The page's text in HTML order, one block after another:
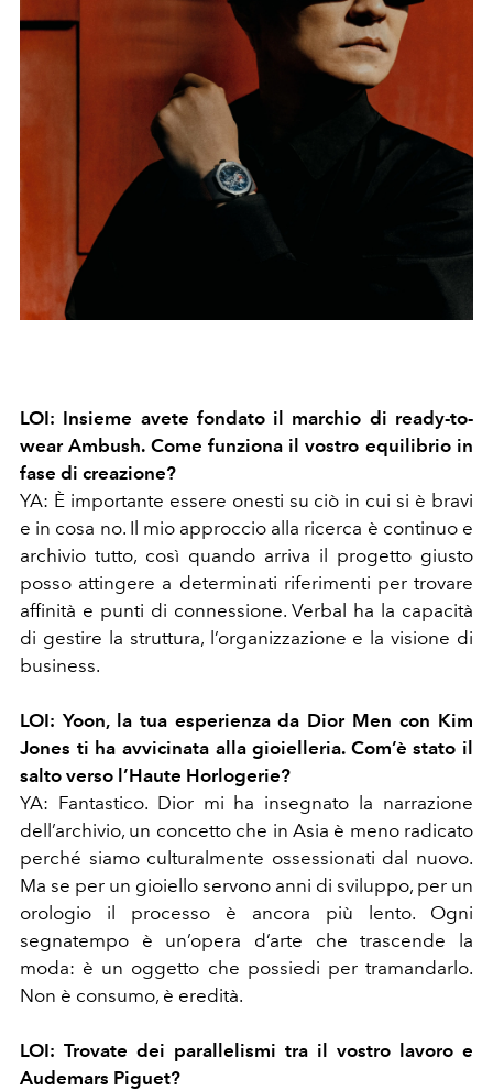
LOI: Insieme avete fondato il marchio di ready-to-
wear Ambush. Come funziona il vostro equilibrio in
fase di creazione?
YA: È importante essere onesti su ciò in cui si è bravi
e in cosa no. Il mio approccio alla ricerca è continuo e
archivio tutto, così quando arriva il progetto giusto
posso attingere a determinati riferimenti per trovare
affinità e punti di connessione. Verbal ha la capacità
di gestire la struttura, l’organizzazione e la visione di
business.
LOI: Yoon, la tua esperienza da Dior Men con Kim
Jones ti ha avvicinata alla gioielleria. Com’è stato il
salto verso l’Haute Horlogerie?
YA: Fantastico. Dior mi ha insegnato la narrazione
dell’archivio, un concetto che in Asia è meno radicato
perché siamo culturalmente ossessionati dal nuovo.
Ma se per un gioiello servono anni di sviluppo, per un
orologio il processo è ancora più lento. Ogni
segnatempo è un’opera d’arte che trascende la
moda: è un oggetto che possiedi per tramandarlo.
Non è consumo, è eredità.
LOI: Trovate dei parallelismi tra il vostro lavoro e
Audemars Piguet?